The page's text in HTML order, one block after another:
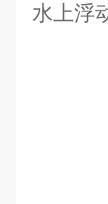
水上浮